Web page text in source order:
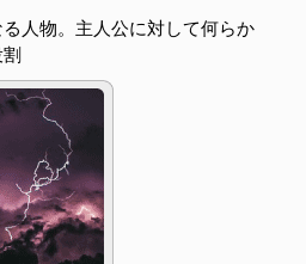
人物。主人公に対して何らか